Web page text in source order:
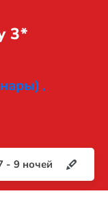
3*
,
- 9 ночей